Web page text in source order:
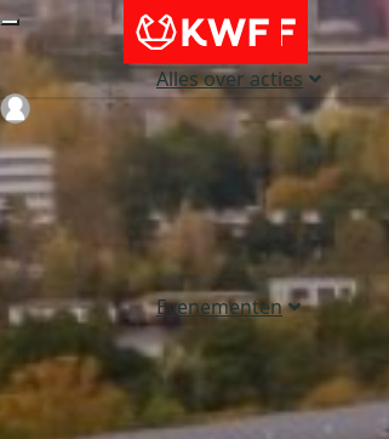
Alles over acties
Evenementen
Login